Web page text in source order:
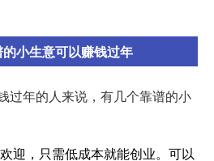
小生意可以赚钱过年
过年的人来说，有几个靠谱的小
迎，只需低成本就能创业。可以